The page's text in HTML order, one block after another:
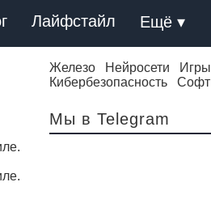
Лайфстайл Ещё ▾
Железо Нейросети Игры
Кибербезопасность
Софт
Мы в Telegram